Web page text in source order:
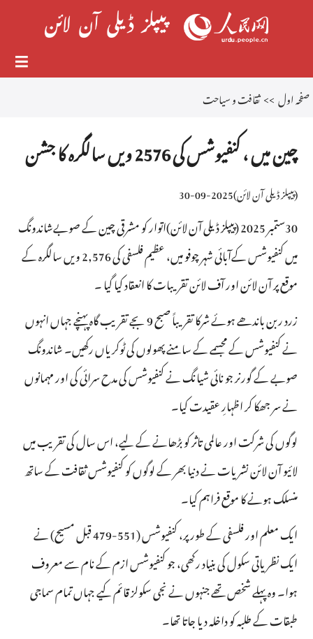
صفحہ اول>>ثقافت و سیاحت
چین میں ، کنفیوشس کی 2576 ویں سالگرہ کا جشن
(پیپلز ڈیلی آن لائن)
2025-09-30
30ستمبر 2025 (پیپلز ڈیلی آن لائن)اتوار کو مشرقی چین کے صوبےشاندونگ
میں کنفیوشس کےآبائی شہر چوفو میں، عظیم فلسفی کی 2,576 ویں سالگرہ کے
موقع پر آن لائن اور آف لائن تقریبات کا انعقاد کیا گیا ۔
زرد ربن باندھے ہوئے شرکا تقریباً صبح 9 بجے تقریب گاہ پہنچے جہاں انہوں
نے کنفیوشس کے مجسمے کے سامنے پھولوں کی ٹوکریاں رکھیں۔ شاندونگ
صوبے کے گورنر جو نائی شیانگ نے کنفیوشس کی مدح سرائی کی اور مہمانوں
نے سر جھکا کر اظہارِ عقیدت کیا۔
لوگوں کی شرکت اور عالمی تاثر کو بڑھانے کے لیے، اس سال کی تقریب میں
لائیو آن لائن نشریات نے دنیا بھر کے لوگوں کو کنفیوشس ثقافت کے ساتھ
منسلک ہونے کا موقع فراہم کیا۔
ایک معلم اور فلسفی کے طور پر، کنفیوشس (551-479 قبل مسیح) نے
ایک نظریاتی سکول کی بنیاد رکھی، جو کنفیوشس ازم کے نام سے معروف
ہوا۔ وہ پہلے شخص تھے جنہوں نے نجی سکولز قائم کیے جہاں تمام سماجی
طبقات کے طلبہ کو داخلہ دیا جاتا تھا۔